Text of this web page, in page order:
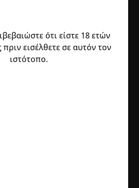
ότι είστε 18 ετών
εισέλθετε σε αυτόν τον
ιστότοπο.